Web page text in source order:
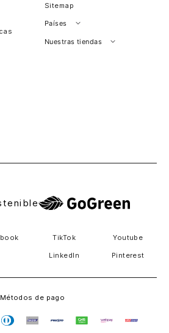
Sitemap
Países
Perú
Nuestras tiendas
TikTok Youtube
LinkedIn Pinterest
Métodos de pago